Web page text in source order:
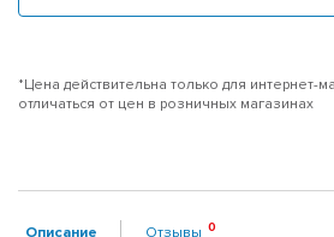
*Цена действительна только для интернет-
отличаться от цен в розничных магазинах
Описание Отзывы